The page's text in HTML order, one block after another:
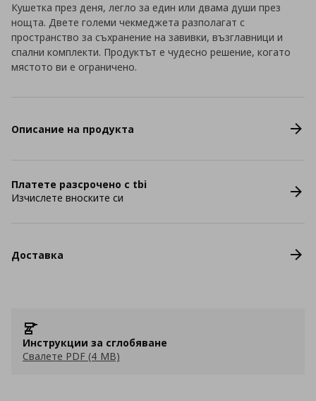
Кушетка през деня, легло за един или двама души през
нощта. Двете големи чекмеджета разполагат с
пространство за съхранение на завивки, възглавници и
спални комплекти. Продуктът е чудесно решение, когато
мястото ви е ограничено.
Описание на продукта
Платете разсрочено с tbi
Изчислете вноските си
Доставка
Инструкции за сглобяване
Свалете PDF (4 MB)